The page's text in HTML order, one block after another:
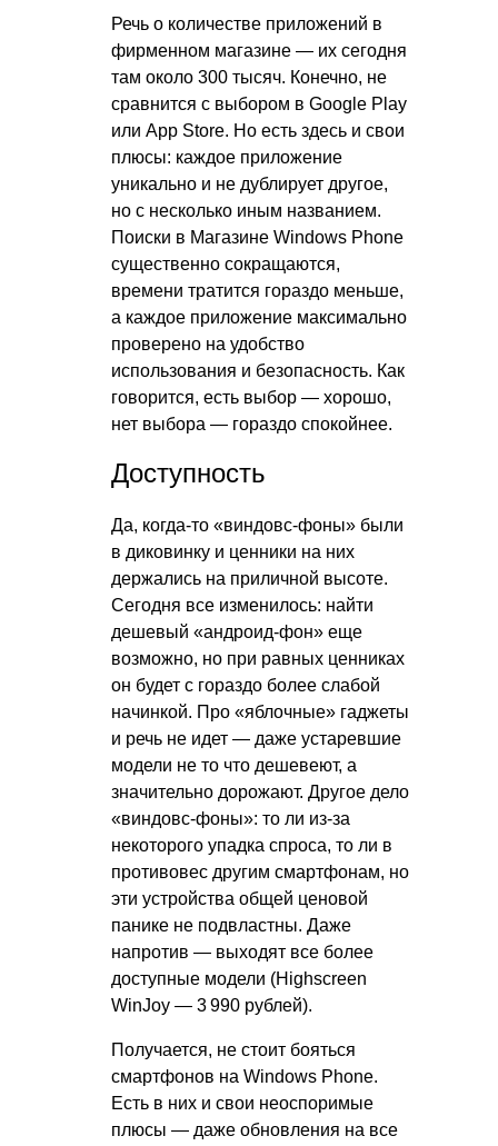
Речь о количестве приложений в
фирменном магазине — их сегодня
там около 300 тысяч. Конечно, не
сравнится с выбором в Google Play
или App Store. Но есть здесь и свои
плюсы: каждое приложение
уникально и не дублирует другое,
но с несколько иным названием.
Поиски в Магазине Windows Phone
существенно сокращаются,
времени тратится гораздо меньше,
а каждое приложение максимально
проверено на удобство
использования и безопасность. Как
говорится, есть выбор — хорошо,
нет выбора — гораздо спокойнее.
Доступность
Да, когда-то «виндовс-фоны» были
в диковинку и ценники на них
держались на приличной высоте.
Сегодня все изменилось: найти
дешевый «андроид-фон» еще
возможно, но при равных ценниках
он будет с гораздо более слабой
начинкой. Про «яблочные» гаджеты
и речь не идет — даже устаревшие
модели не то что дешевеют, а
значительно дорожают. Другое дело
«виндовс-фоны»: то ли из-за
некоторого упадка спроса, то ли в
противовес другим смартфонам, но
эти устройства общей ценовой
панике не подвластны. Даже
напротив — выходят все более
доступные модели (Highscreen
WinJoy — 3 990 рублей).
Получается, не стоит бояться
смартфонов на Windows Phone.
Есть в них и свои неоспоримые
плюсы — даже обновления на все